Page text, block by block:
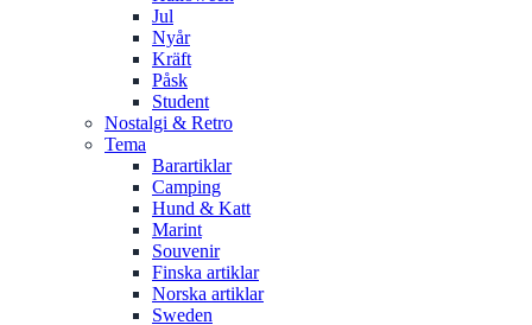
Jul
Nyår
Kräft
Påsk
Student
Nostalgi & Retro
Tema
Barartiklar
Camping
Hund & Katt
Marint
Souvenir
Finska artiklar
Norska artiklar
Sweden